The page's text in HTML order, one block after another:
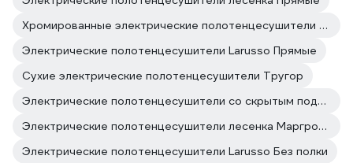
Хромированные электрические полотенцесушители Маргроид
Электрические полотенцесушители Larusso Прямые
Сухие электрические полотенцесушители Тругор
Электрические полотенцесушители со скрытым подключением Тругор
Электрические полотенцесушители лесенка Маргроид
Электрические полотенцесушители Larusso Без полки